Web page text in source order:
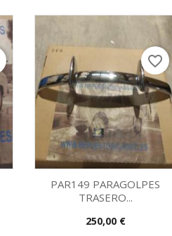
Vista rápida
PAR149 PARAGOLPES
TRASERO...
Precio
250,00 €
favorite_border